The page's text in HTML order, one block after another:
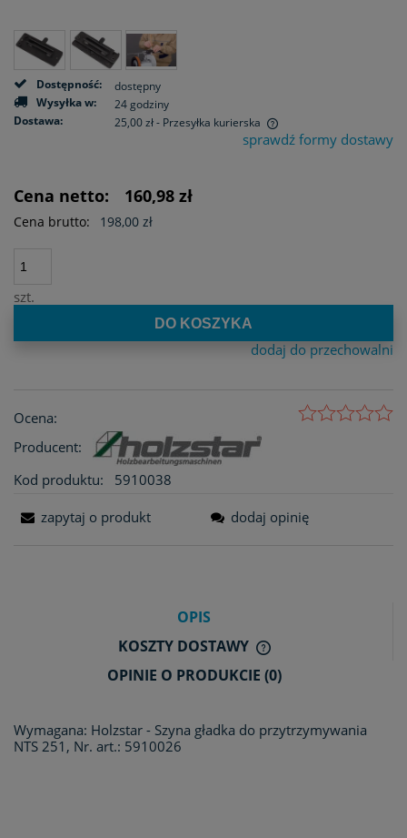
Dostępność:
dostępny
Wysyłka w:
24 godziny
Dostawa:
25,00 zł - Przesyłka kurierska
Cena nie zawiera ewentualnych kosztów płatnościsprawdź formy dostawy
Cena netto: 160,98 zł
Cena brutto: 198,00 zł
szt.
DO KOSZYKA
dodaj do przechowalni
Ocena:
Producent:
Kod produktu:
5910038
zapytaj o produkt dodaj opinię
OPIS
KOSZTY DOSTAWY
KOSZTÓW PŁATNOŚCI
OPINIE O PRODUKCIE (0)
Wymagana: Holzstar - Szyna gładka do przytrzymywania
NTS 251, Nr. art.: 5910026